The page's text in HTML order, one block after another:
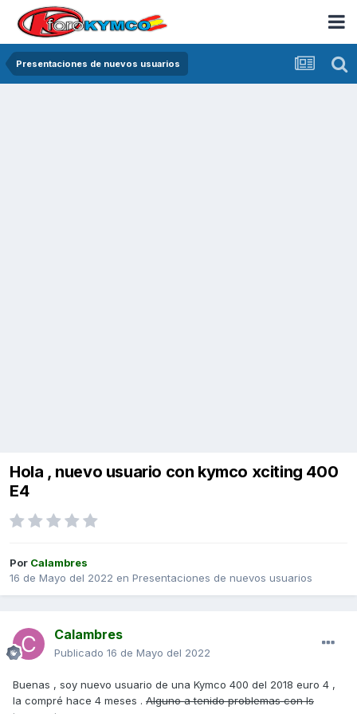
Presentaciones de nuevos usuarios
Hola , nuevo usuario con kymco xciting 400
E4
Por Calambres
16 de Mayo del 2022 en Presentaciones de nuevos usuarios
Calambres
Publicado 16 de Mayo del 2022
Buenas , soy nuevo usuario de una Kymco 400 del 2018 euro 4 ,
la compré hace 4 meses . Alguno a tenido problemas con ls